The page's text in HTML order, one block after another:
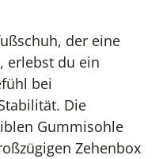
der eine
erlebst du ein
bei
Die
Gummisohle
Zehenbox